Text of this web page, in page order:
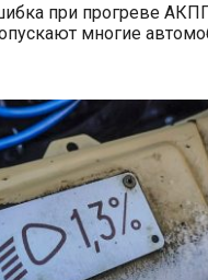
при прогреве
многие